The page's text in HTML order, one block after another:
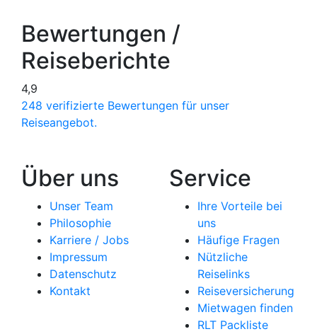
Bewertungen /
Reiseberichte
4,9
248 verifizierte Bewertungen für unser
Reiseangebot.
Über uns
Unser Team
Philosophie
Karriere / Jobs
Impressum
Datenschutz
Kontakt
Service
Ihre Vorteile bei
uns
Häufige Fragen
Nützliche
Reiselinks
Reiseversicherung
Mietwagen finden
RLT Packliste